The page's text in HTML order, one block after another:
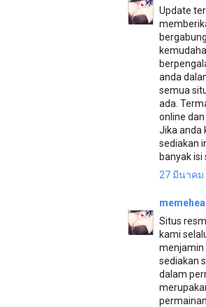
Update
anda
semua
ada.
online
Jika anda
sediakan
banyak isi
27 มีนาคม
Situs
kami
menjamin
sediakan
dalam